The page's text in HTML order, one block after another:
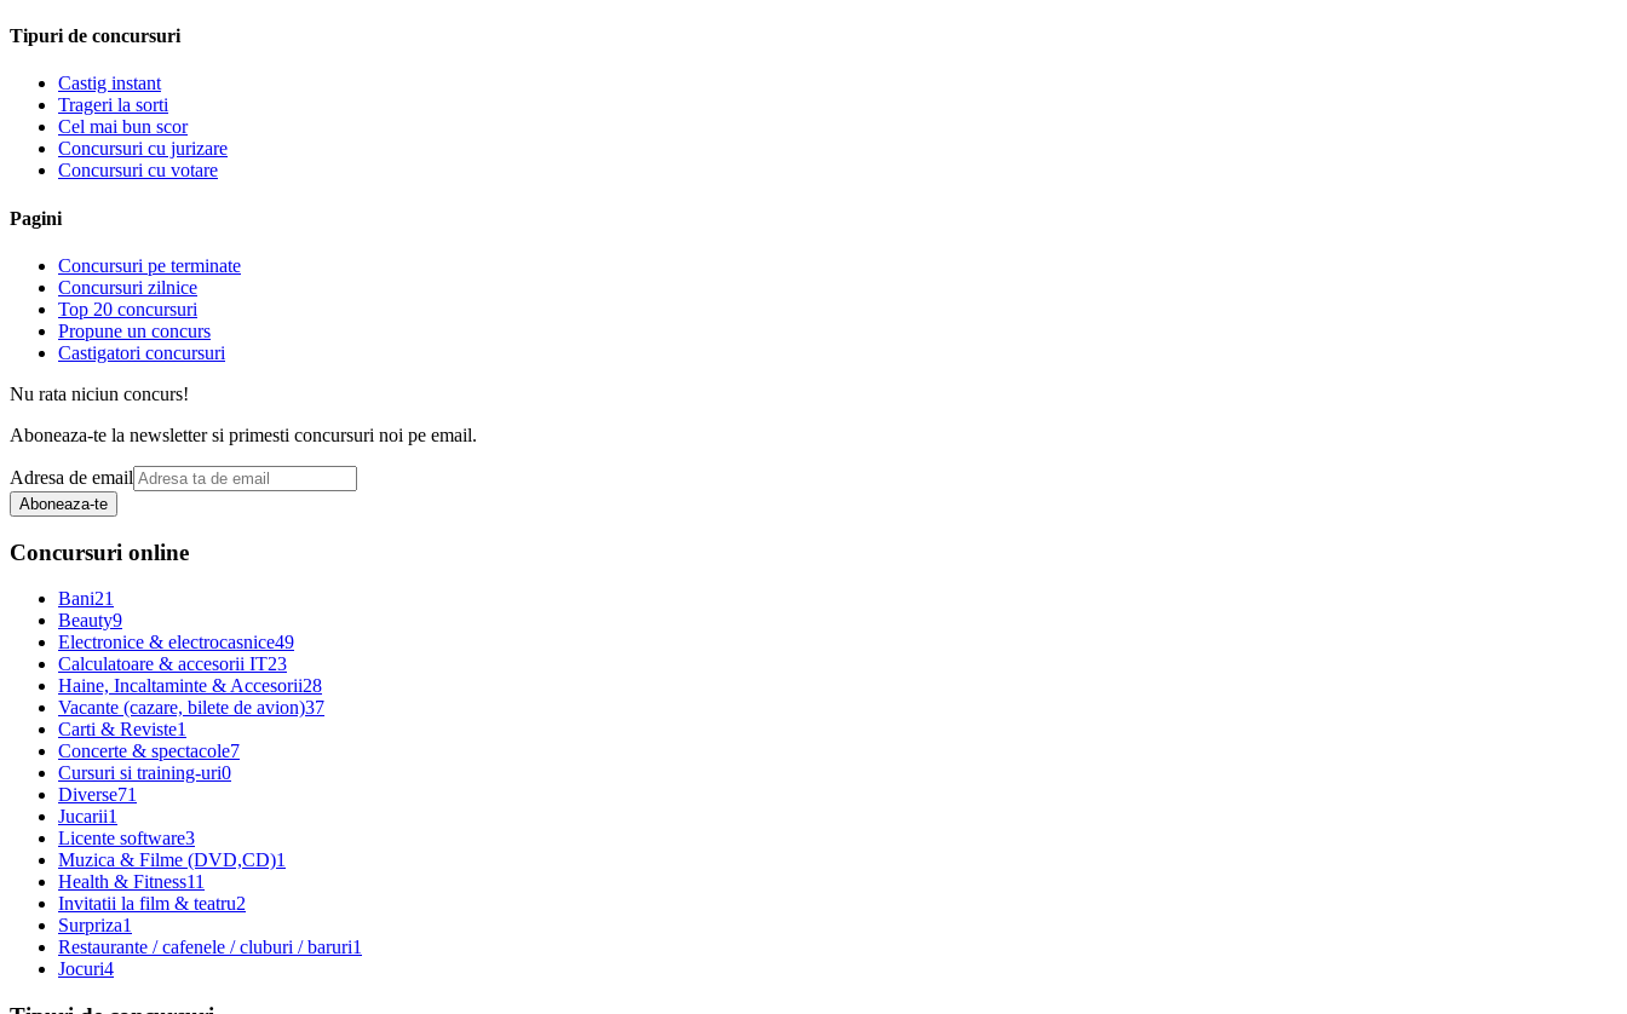
Tipuri de concursuri
Castig instant
Trageri la sorti
Cel mai bun scor
Concursuri cu jurizare
Concursuri cu votare
Pagini
Concursuri pe terminate
Concursuri zilnice
Top 20 concursuri
Propune un concurs
Castigatori concursuri
Nu rata niciun concurs!
Aboneaza-te la newsletter si primesti concursuri noi pe email.
Adresa de email
Aboneaza-te
Concursuri online
Bani21
Beauty9
Electronice & electrocasnice49
Calculatoare & accesorii IT23
Haine, Incaltaminte & Accesorii28
Vacante (cazare, bilete de avion)37
Carti & Reviste1
Concerte & spectacole7
Cursuri si training-uri0
Diverse71
Jucarii1
Licente software3
Muzica & Filme (DVD,CD)1
Health & Fitness11
Invitatii la film & teatru2
Surpriza1
Restaurante / cafenele / cluburi / baruri1
Jocuri4